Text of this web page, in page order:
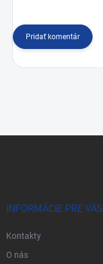
Pridať komentár
INFORMÁCIE PRE VÁS
Kontakty
O nás